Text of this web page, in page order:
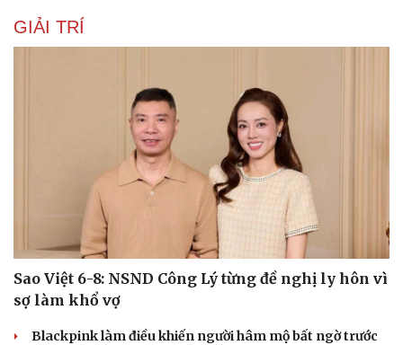
GIẢI TRÍ
Sao Việt 6-8: NSND Công Lý từng đề nghị ly hôn vì
sợ làm khổ vợ
Blackpink làm điều khiến người hâm mộ bất ngờ trước